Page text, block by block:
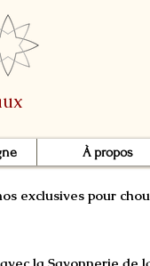
À propos
exclusives pour
la Savonnerie de